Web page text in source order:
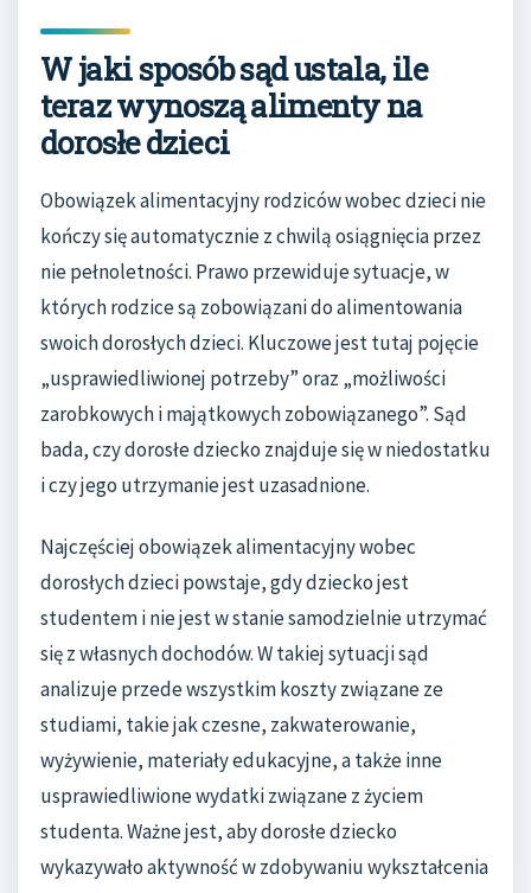
W jaki sposób sąd ustala, ile
teraz wynoszą alimenty na
dorosłe dzieci
Obowiązek alimentacyjny rodziców wobec dzieci nie
kończy się automatycznie z chwilą osiągnięcia przez
nie pełnoletności. Prawo przewiduje sytuacje, w
których rodzice są zobowiązani do alimentowania
swoich dorosłych dzieci. Kluczowe jest tutaj pojęcie
„usprawiedliwionej potrzeby” oraz „możliwości
zarobkowych i majątkowych zobowiązanego”. Sąd
bada, czy dorosłe dziecko znajduje się w niedostatku
i czy jego utrzymanie jest uzasadnione.
Najczęściej obowiązek alimentacyjny wobec
dorosłych dzieci powstaje, gdy dziecko jest
studentem i nie jest w stanie samodzielnie utrzymać
się z własnych dochodów. W takiej sytuacji sąd
analizuje przede wszystkim koszty związane ze
studiami, takie jak czesne, zakwaterowanie,
wyżywienie, materiały edukacyjne, a także inne
usprawiedliwione wydatki związane z życiem
studenta. Ważne jest, aby dorosłe dziecko
wykazywało aktywność w zdobywaniu wykształcenia